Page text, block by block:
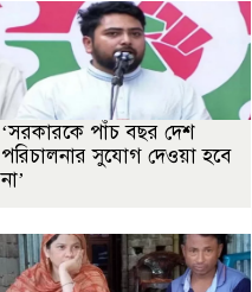
‘সরকারকে পাঁচ বছর দেশ
পরিচালনার সুযোগ দেওয়া হবে
না’